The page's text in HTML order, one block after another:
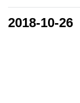
2018-10-26